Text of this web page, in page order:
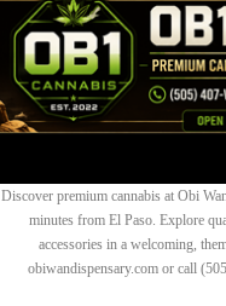
Discover premium cannabis at Obi
minutes from El Paso. Explore
accessories in a welcoming,
obiwandispensary.com or call